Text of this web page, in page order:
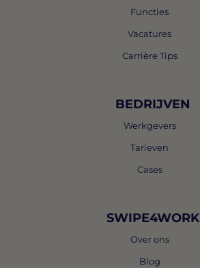
Functies
Vacatures
Carrière Tips
BEDRIJVEN
Werkgevers
Tarieven
Cases
SWIPE4WORK
Over ons
Blog